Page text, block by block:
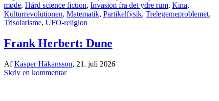
møde, Hård science fiction, Invasion fra det ydre rum, Kina,
Kulturrevolutionen, Matematik, Partikelfysik, Trelegemeproblemet,
Trisolarisme, UFO-religion
Frank Herbert: Dune
AfKasper Håkansson, 21. juli 2026
Skriv en kommentar